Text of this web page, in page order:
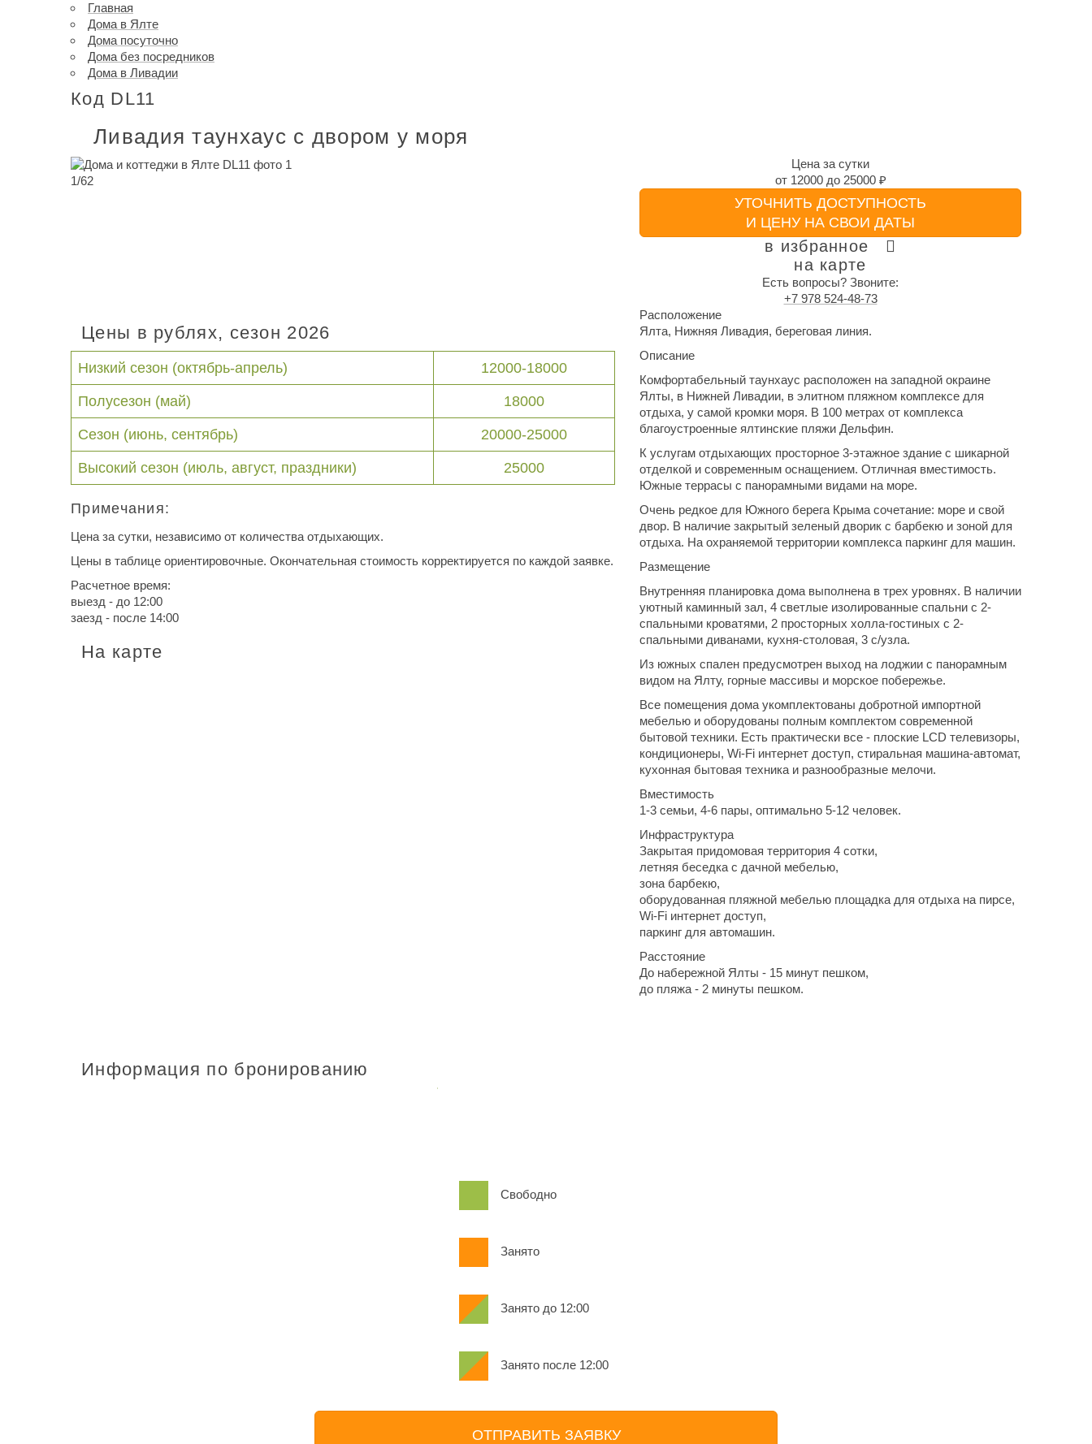
Главная
Дома в Ялте
Дома посуточно
Дома без посредников
Дома в Ливадии
Код DL11
Ливадия таунхаус с двором у моря
1/62
Цена за сутки
от 12000до 25000 ₽
УТОЧНИТЬ ДОСТУПНОСТЬ
И ЦЕНУ НА СВОИ ДАТЫ
в избранное
на карте
Есть вопросы? Звоните:
+7 978 524-48-73
Цены в рублях, сезон 2026
Низкий сезон (октябрь-апрель) 12000-18000
Полусезон (май) 18000
Сезон (июнь, сентябрь) 20000-25000
Высокий сезон (июль, август, праздники) 25000
Примечания:
Цена за сутки, независимо от количества отдыхающих.
Цены в таблице ориентировочные. Окончательная стоимость корректируется по каждой заявке.
Расчетное время:
выезд - до 12:00
заезд - после 14:00
На карте
Информация по бронированию
Свободно
Занято
Занято до 12:00
Занято после 12:00
Расположение
Ялта, Нижняя Ливадия, береговая линия.
Описание
Комфортабельный таунхаус расположен на западной окраине
Ялты, в Нижней Ливадии, в элитном пляжном комплексе для
отдыха, у самой кромки моря. В 100 метрах от комплекса
благоустроенные ялтинские пляжи Дельфин.
К услугам отдыхающих просторное 3-этажное здание с шикарной
отделкой и современным оснащением. Отличная вместимость.
Южные террасы с панорамными видами на море.
Очень редкое для Южного берега Крыма сочетание: море и свой
двор. В наличие закрытый зеленый дворик с барбекю и зоной для
отдыха. На охраняемой территории комплекса паркинг для машин.
Размещение
Внутренняя планировка дома выполнена в трех уровнях. В наличии
уютный каминный зал, 4 светлые изолированные спальни с 2-
спальными кроватями, 2 просторных холла-гостиных с 2-
спальными диванами, кухня-столовая, 3 с/узла.
Из южных спален предусмотрен выход на лоджии с панорамным
видом на Ялту, горные массивы и морское побережье.
Все помещения дома укомплектованы добротной импортной
мебелью и оборудованы полным комплектом современной
бытовой техники. Есть практически все - плоские LCD телевизоры,
кондиционеры, Wi-Fi интернет доступ, стиральная машина-автомат,
кухонная бытовая техника и разнообразные мелочи.
Вместимость
1-3 семьи, 4-6 пары, оптимально 5-12 человек.
Инфраструктура
Закрытая придомовая территория 4 сотки,
летняя беседка с дачной мебелью,
зона барбекю,
оборудованная пляжной мебелью площадка для отдыха на пирсе,
Wi-Fi интернет доступ,
паркинг для автомашин.
Расстояние
До набережной Ялты - 15 минут пешком,
до пляжа - 2 минуты пешком.
ОТПРАВИТЬ ЗАЯВКУ